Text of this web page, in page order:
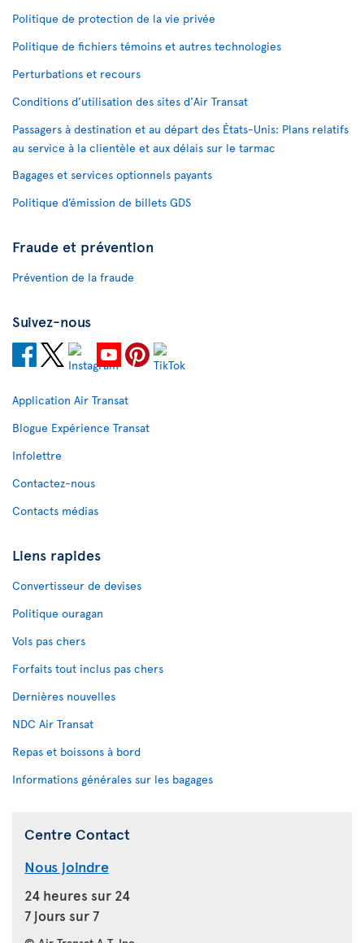
Politique de protection de la vie privée
Politique de fichiers témoins et autres technologies
Perturbations et recours
Conditions d’utilisation des sites d'Air Transat
Passagers à destination et au départ des États-Unis: Plans relatifs
au service à la clientèle et aux délais sur le tarmac
Bagages et services optionnels payants
Politique d’émission de billets GDS
Fraude et prévention
Prévention de la fraude
Suivez-nous
Application Air Transat
Blogue Expérience Transat
Infolettre
Contactez-nous
Contacts médias
Liens rapides
Convertisseur de devises
Politique ouragan
Vols pas chers
Forfaits tout inclus pas chers
Dernières nouvelles
NDC Air Transat
Repas et boissons à bord
Informations générales sur les bagages
Centre Contact
Nous joindre
24 heures sur 24
7 jours sur 7